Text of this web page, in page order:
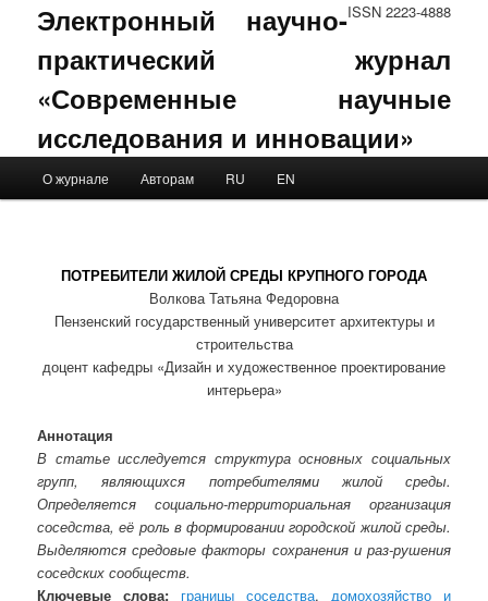
ISSN 2223-4888
Электронный научно-
практический журнал
«Современные научные
исследования и инновации»
Skip to primary content
Skip to secondary content
О журнале Авторам RU EN
ПОТРЕБИТЕЛИ ЖИЛОЙ СРЕДЫ КРУПНОГО ГОРОДА
Волкова Татьяна Федоровна
Пензенский государственный университет архитектуры и
строительства
доцент кафедры «Дизайн и художественное проектирование
интерьера»
Аннотация
В статье исследуется структура основных социальных
групп, являющихся потребителями жилой среды.
Определяется социально-территориальная организация
соседства, её роль в формировании городской жилой среды.
Выделяются средовые факторы сохранения и раз-рушения
соседских сообществ.
Ключевые слова:
границы соседства, домохозяйство и